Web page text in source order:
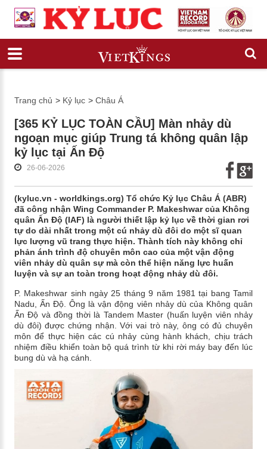
Trang chủ > Kỷ lục > Châu Á
[365 KỶ LỤC TOÀN CẦU] Màn nhảy dù
ngoạn mục giúp Trung tá không quân lập
kỷ lục tại Ấn Độ
26-06-2026
(kyluc.vn - worldkings.org) Tổ chức Kỷ lục Châu Á (ABR)
đã công nhận Wing Commander P. Makeshwar của Không
quân Ấn Độ (IAF) là người thiết lập kỷ lục về thời gian rơi
tự do dài nhất trong một cú nhảy dù đôi do một sĩ quan
lực lượng vũ trang thực hiện. Thành tích này không chỉ
phản ánh trình độ chuyên môn cao của một vận động
viên nhảy dù quân sự mà còn thể hiện năng lực huấn
luyện và sự an toàn trong hoạt động nhảy dù đôi.
P. Makeshwar sinh ngày 25 tháng 9 năm 1981 tại bang Tamil
Nadu, Ấn Độ. Ông là vận động viên nhảy dù của Không quân
Ấn Độ và đồng thời là Tandem Master (huấn luyện viên nhảy
dù đôi) được chứng nhận. Với vai trò này, ông có đủ chuyên
môn để thực hiện các cú nhảy cùng hành khách, chịu trách
nhiệm điều khiển toàn bộ quá trình từ khi rời máy bay đến lúc
bung dù và hạ cánh.